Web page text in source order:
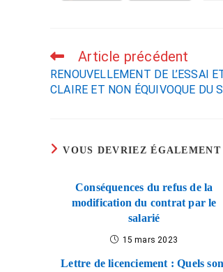
Article précédent
RENOUVELLEMENT DE L’ESSAI
CLAIRE ET NON ÉQUIVOQUE DU
VOUS DEVRIEZ
Conséquences du refus de la
modification du contrat par le
salarié
15 mars 2023
Lettre de licenciement : Quels